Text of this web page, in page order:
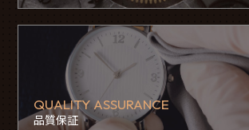
QUALITY ASSURANCE
品質保証